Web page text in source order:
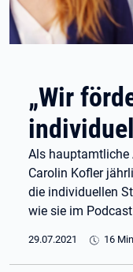
„Wir
Als hauptamtliche
Carolin Kofler
die individuellen
wie sie im
29.07.2021 16